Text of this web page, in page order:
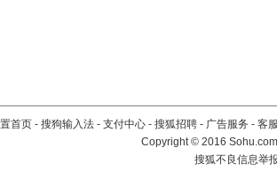
首页 - 搜狗输入法 - 支付中心 - 搜狐招聘 - 广告服务 - 客
Copyright©2016
搜狐不良信息举